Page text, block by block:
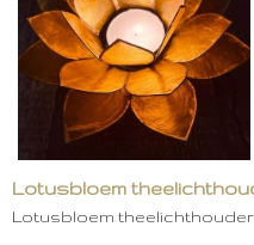
Lotusbloem
Lotusbloem